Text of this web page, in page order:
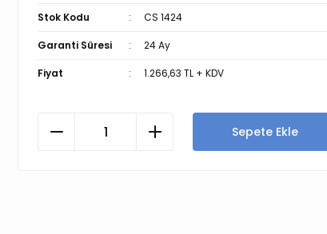
Stok Kodu CS 1424
Garanti Süresi 24 Ay
Fiyat 1.266,63 TL + KDV
Sepete Ekle